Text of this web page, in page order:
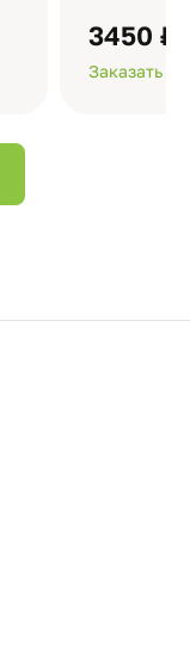
3450 ₽
Заказать